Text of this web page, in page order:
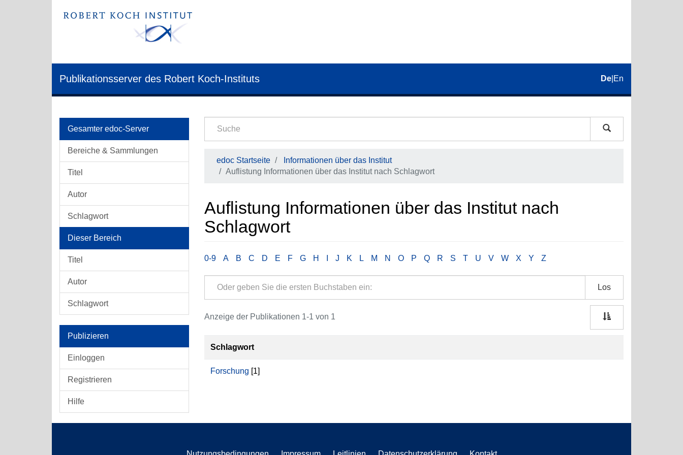
Publikationsserver des Robert Koch-Instituts De En
Gesamter edoc-Server
Bereiche & Sammlungen
Titel
Autor
Schlagwort
Dieser Bereich
Titel
Autor
Schlagwort
Publizieren
Einloggen
Registrieren
Hilfe
edoc Startseite
Informationen über das Institut
Auflistung Informationen über das Institut nach Schlagwort
Auflistung Informationen über das Institut nach
Schlagwort
0-9 A B C D E F G H J K L M N O P Q R S T U V W X Y Z
Los
Anzeige der Publikationen 1-1 von 1
Schlagwort
Forschung [1]